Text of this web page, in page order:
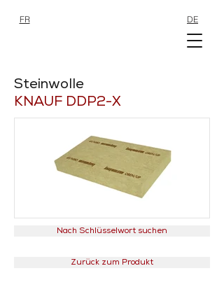
FR DE
Steinwolle
KNAUF DDP2-X
Nach Schlüsselwort suchen
Zurück zum Produkt